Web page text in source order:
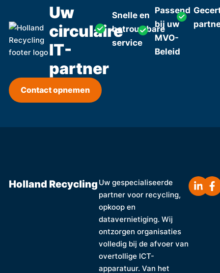
Uw
circulaire
IT-
partner
Snelle en
betrouwbare
service
Passend
bij uw
MVO-
Beleid
Contact opnemen
Holland RecyclingUw gespecialiseerde
partner voor recycling,
opkoop en
datavernietiging. Wij
ontzorgen organisaties
volledig bij de afvoer van
overtollige ICT-
apparatuur. Van het